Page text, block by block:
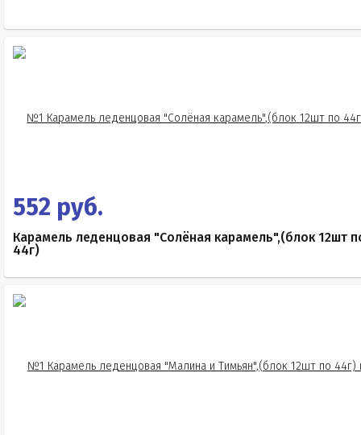
552 руб.
Карамель леденцовая "Солёная карамель",(блок 12шт
44г)